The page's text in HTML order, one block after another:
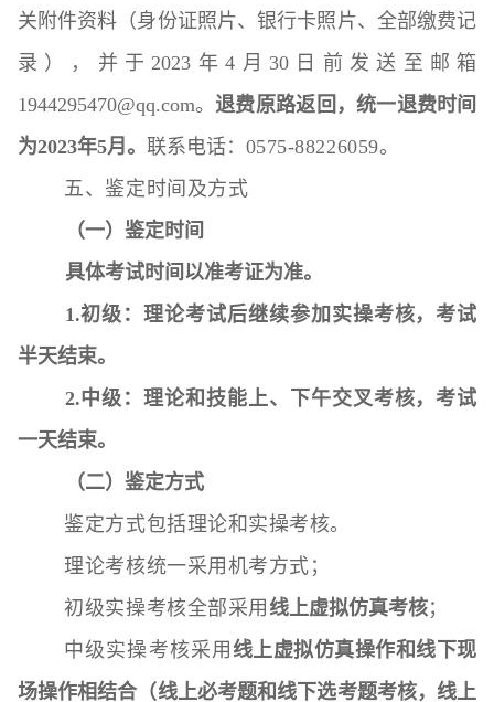
关附件资料（身份证照片、银行卡照片、全部缴费记
录），并于2023年4月30日前发送至邮箱
1944295470@qq.com。 退费原路返回，统一退费时间
为2023年5月。 联系电话： 0575-88226059。
五、鉴定时间及方式
（一）鉴定时间
具体考试时间以准考证为准。
1.初级：理论考试后继续参加实操考核，考试
半天结束。
2.中级：理论和技能上、下午交叉考核，考试
一天结束。
（二） 鉴定方式
鉴定方式包括理论和实操考核。
理论考核统一采用机考方式；
初级实操考核全部采用 线上虚拟仿真考核；
中级实操考核采用 线上虚拟仿真操作和线下现
场操作相结合（线上必考题和线下选考题考核，线上